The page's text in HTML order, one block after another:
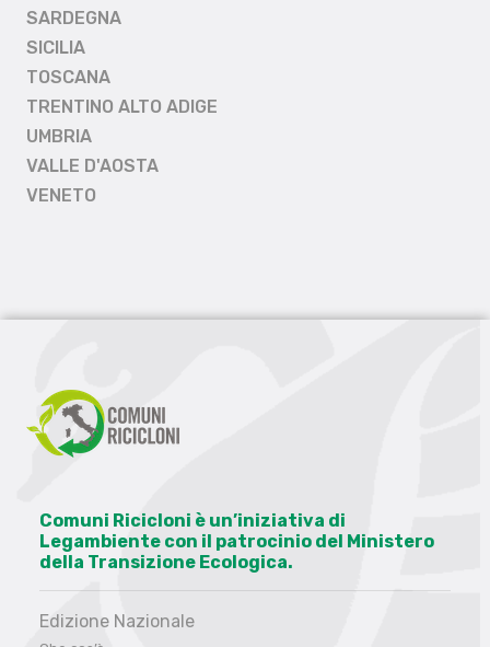
SARDEGNA
SICILIA
TOSCANA
TRENTINO ALTO ADIGE
UMBRIA
VALLE D'AOSTA
VENETO
Comuni Ricicloni è un’iniziativa di
Legambiente con il patrocinio del Ministero
della Transizione Ecologica.
Edizione Nazionale